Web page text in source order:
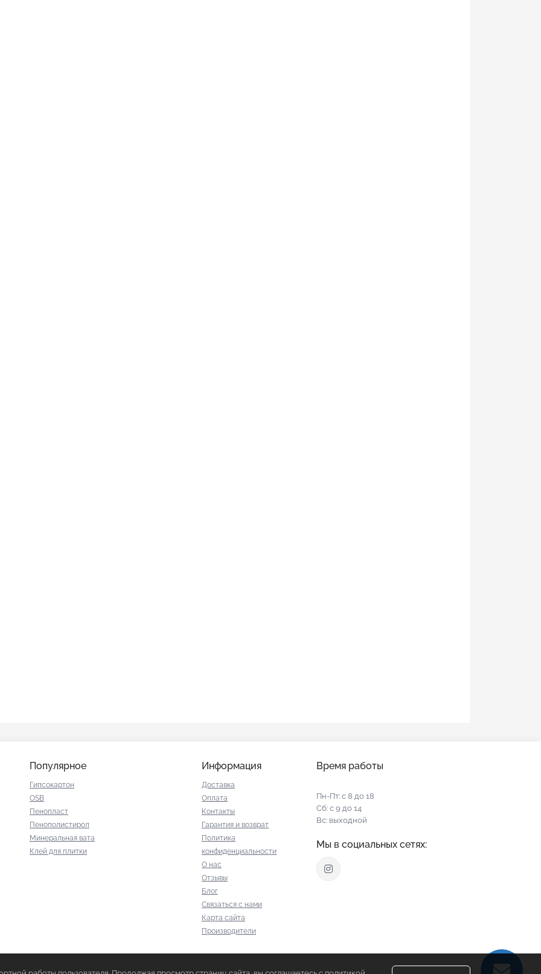
Популярное
Гипсокартон
OSB
Пенопласт
Пенополистирол
Минеральная вата
Клей для плитки
Информация
Доставка
Оплата
Контакты
Гарантия и возврат
Политика
конфиденциальности
О нас
Отзывы
Блог
Связаться с нами
Карта сайта
Производители
Время работы
Пн-Пт: с 8 до 18
Сб: с 9 до 14
Вс: выходной
Мы в социальных сетях: